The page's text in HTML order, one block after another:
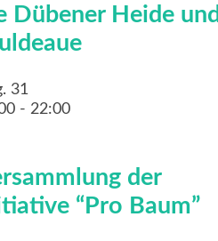
Dübener Heide und
31
- 22:00
der
“Pro Baum”